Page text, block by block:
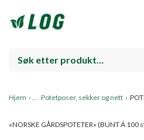
Hjem › Potetposer, sekker og nett ›
«NORSKE GÅRDSPOTETER» (BUNT Á 100